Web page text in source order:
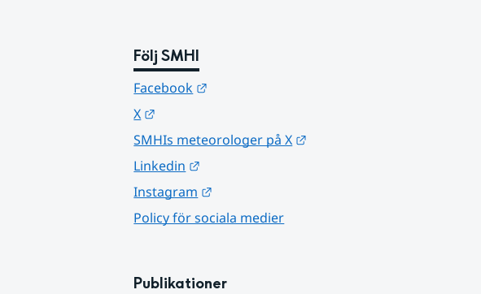
Följ SMHI
Facebook
X
SMHIs meteorologer på X
Linkedin
Instagram
Policy för sociala medier
Publikationer